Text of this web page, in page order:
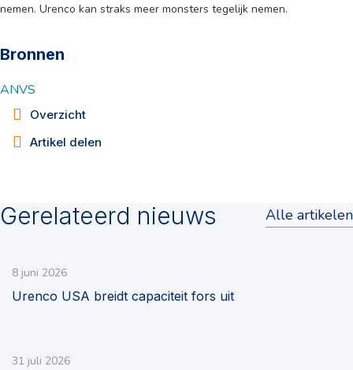
nemen. Urenco kan straks meer monsters tegelijk nemen.
Bronnen
ANVS
Overzicht
Artikel delen
Gerelateerd nieuws Alle artikelen
Urenco USA breidt capaciteit fors uit
8 juni 2026
31 juli 2026